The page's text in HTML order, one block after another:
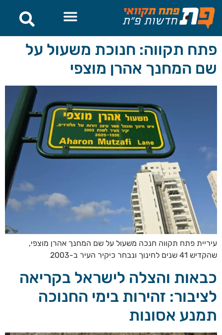
לתוכן
פתח תקווה: חנוכת משעול על
שם המחנך אהרן מוצפי
עיריית פתח תקווה חנכה משעול על שם המחנך אהרן מוצפי,
שהקדיש 41 שנים לחינוך ונבחר כיקיר העיר ב-2003
כבאות והצלה לישראל בקריאה
לציבור: זהירות בימי החנוכה
תמנע אסונות